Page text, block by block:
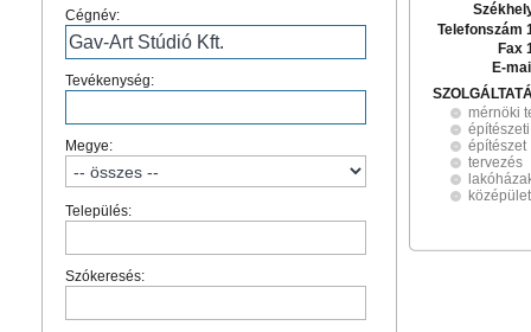
Cégnév:
Tevékenység:
Megye:
Település:
Szókeresés:
Telefonszám
Fax
E-
mérnöki
építészet
tervezés